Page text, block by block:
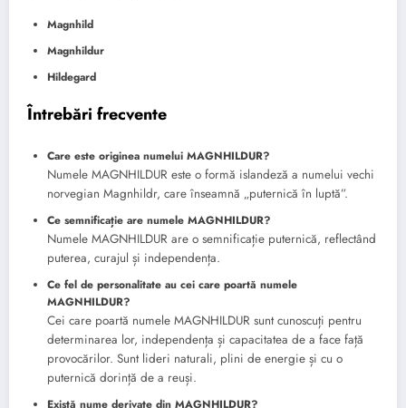
Magnhild
Magnhildur
Hildegard
Întrebări frecvente
Care este originea numelui MAGNHILDUR?
Numele MAGNHILDUR este o formă islandeză a numelui vechi
norvegian Magnhildr, care înseamnă „puternică în luptă”.
Ce semnificație are numele MAGNHILDUR?
Numele MAGNHILDUR are o semnificație puternică, reflectând
puterea, curajul și independența.
Ce fel de personalitate au cei care poartă numele
MAGNHILDUR?
Cei care poartă numele MAGNHILDUR sunt cunoscuți pentru
determinarea lor, independența și capacitatea de a face față
provocărilor. Sunt lideri naturali, plini de energie și cu o
puternică dorință de a reuși.
Există nume derivate din MAGNHILDUR?